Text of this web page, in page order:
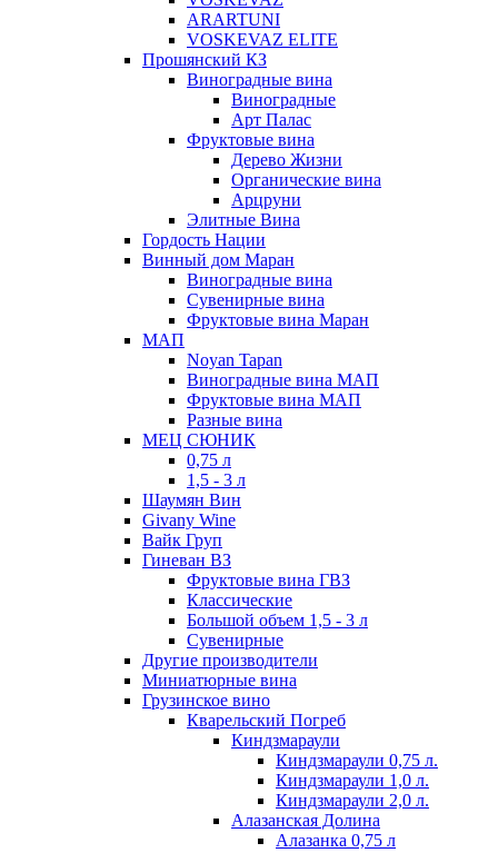
ARARTUNI
VOSKEVAZ ELITE
Прошянский КЗ
Виноградные вина
Виноградные
Арт Палас
Фруктовые вина
Дерево Жизни
Органические вина
Арцруни
Элитные Вина
Гордость Нации
Винный дом Маран
Виноградные вина
Сувенирные вина
Фруктовые вина Маран
МАП
Noyan Tapan
Виноградные вина МАП
Фруктовые вина МАП
Разные вина
МЕЦ СЮНИК
0,75 л
1,5 - 3 л
Шаумян Вин
Givany Wine
Вайк Груп
Гиневан ВЗ
Фруктовые вина ГВЗ
Классические
Большой объем 1,5 - 3 л
Сувенирные
Другие производители
Миниатюрные вина
Грузинское вино
Кварельский Погреб
Киндзмараули
Киндзмараули 0,75 л.
Киндзмараули 1,0 л.
Киндзмараули 2,0 л.
Алазанская Долина
Алазанка 0,75 л